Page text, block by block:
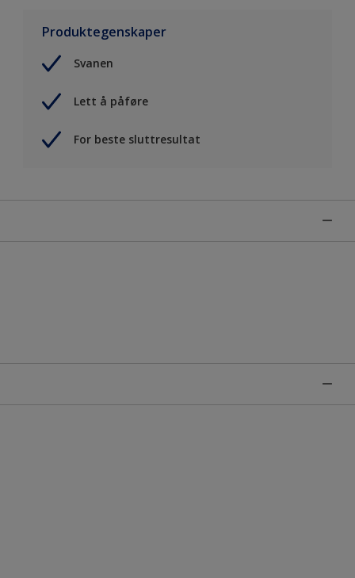
Produktegenskaper
Svanen
Lett å påføre
For beste sluttresultat